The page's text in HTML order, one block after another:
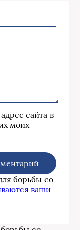
сайта в
моих
борьбы со
ваши